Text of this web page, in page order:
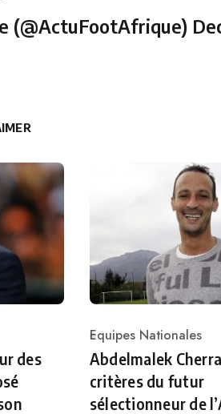
(@ActuFootAfrique)
des
Category
Equipes Nationales
Abdelmalek
critères du futur
sélectionneur de